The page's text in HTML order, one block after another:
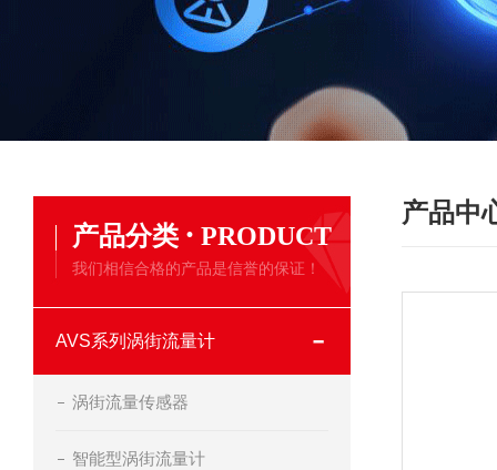
产品分类 · PRODUCT
我们相信合格的产品是信誉的保证！
AVS系列涡街流量计
涡街流量传感器
智能型涡街流量计
产品中